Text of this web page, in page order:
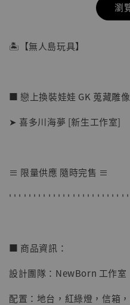
摩 [7STARS Studio]
瀏
🏝【無人島玩具】
■ 戀上換裝娃娃 GK 蒐藏雕像
➤ 喜多川海夢 [新生工作室]
≡ 限量供應 隨時完售 ≡
' ' ' ' ' ' ' ' ' ' ' ' ' ' ' ' ' ' ' ' ' ' ' '
■ 商品資訊：
設計團隊：NewBorn 工作室
配置：地台，紅綠燈，信箱